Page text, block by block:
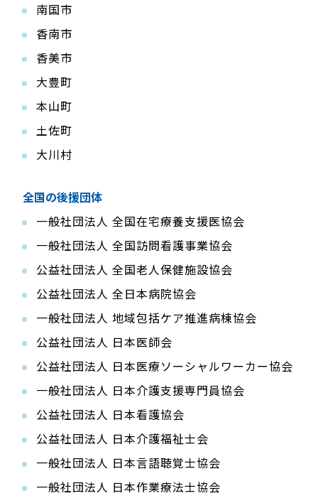
南国市
香南市
香美市
大豊町
本山町
土佐町
大川村
全国の後援団体
一般社団法人 全国在宅療養支援医協会
一般社団法人 全国訪問看護事業協会
公益社団法人 全国老人保健施設協会
公益社団法人 全日本病院協会
一般社団法人 地域包括ケア推進病棟協会
公益社団法人 日本医師会
公益社団法人 日本医療ソーシャルワーカー協会
一般社団法人 日本介護支援専門員協会
公益社団法人 日本看護協会
公益社団法人 日本介護福祉士会
一般社団法人 日本言語聴覚士協会
一般社団法人 日本作業療法士協会